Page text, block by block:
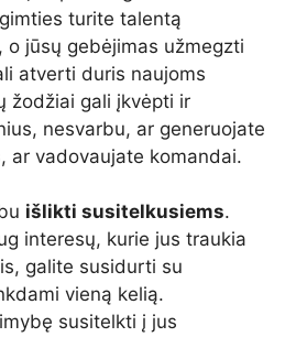
turite talentą
, o jūsų gebėjimas užmegzti
atverti duris naujoms
žodžiai gali įkvėpti ir
nesvarbu, ar generuojate
, ar vadovaujate komandai.
išlikti susitelkusiems.
interesų, kurie jus traukia
galite susidurti su
vieną kelią.
susitelkti į jus